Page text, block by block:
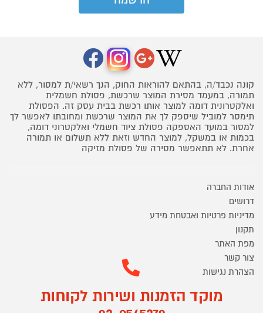
קונה נכבד/ה, בהתאם להוראות החוק, הנך רשאי/ת למסור, ללא
תמורה, במעמד מסירת המוצר שרכשת, פסולת חשמלית
ואלקטרונית דומה למוצר אותו רכשת בבית עסק זה. הפסולת
תימסר למוביל שיספק לך את המוצר שרכשת ומחובתו לאפשר לך
למסור במועד האספקה פסולת ציוד חשמלי ואלקטרוני דומה,
בכמות או במשקל, למוצר החדש וזאת ללא תשלום או תמורה
אחרת. לא תתאפשר מסירה של פסולת מזיקה
אודות החברה
דרושים
מדיניות פרטיות ואבטחת מידע
תקנון
מפת האתר
צור קשר
הצהרת נגישות
מוקד הזמנות ושירות לקוחות